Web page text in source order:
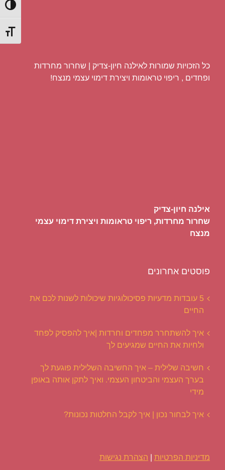
מתג
כל הזכויות שמורות לאילנה חיון-צדיק | שחרור מחרדות
ופחדים , ריפוי טראומות ויצירת דימוי עצמי מנצח!
אילנה חיון-צדיק
שחרור מחרדות, ריפוי טראומות ויצירת דימוי עצמי
מנצח
פוסטים אחרונים
5 עובדות מדעיות פסיכולוגיות שיכולות לשנות לכם את
החיים
איך להשתחרר מפחדים וחרדות |איך להפסיק לפחד
ולחיות את החיים שמגיעים לך
חשיבה שלילית – איך החשיבה השלילית פוגעת לך
בערך העצמי והביטחון העצמי. ואיך לתקן אותה באופן
מידי
איך לבחור נכון | איך לקבל החלטות נכונות?
מדיניות הפרטיות | הצהרת נגישות